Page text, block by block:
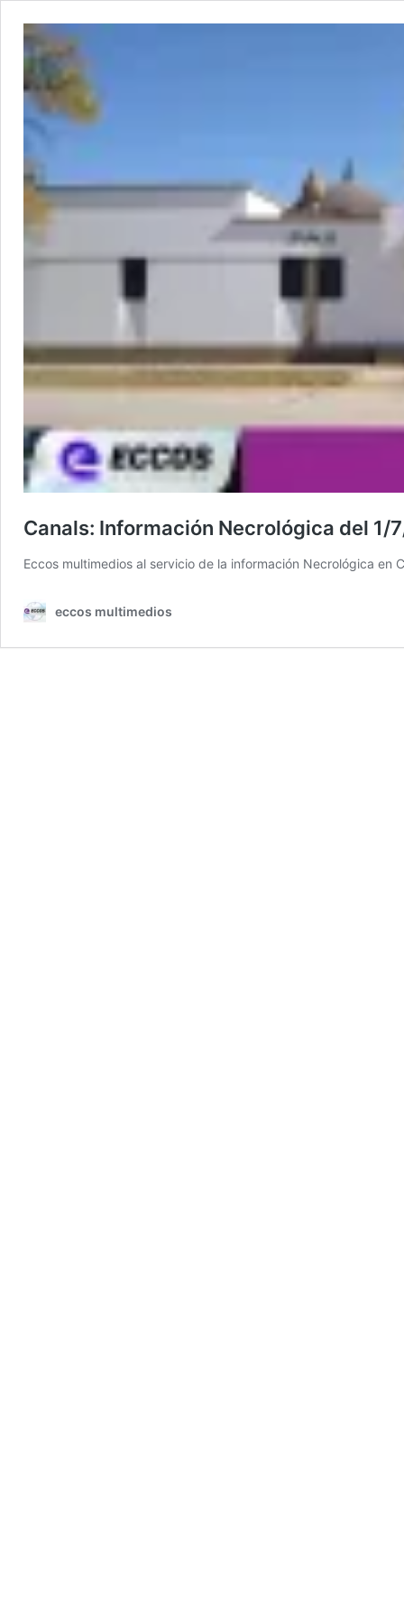
Canals: Información Necrológica del 1/
Eccos multimedios al servicio de la información Necrológica
eccos multimedios